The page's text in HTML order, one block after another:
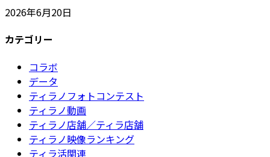
2026年6月20日
カテゴリー
コラボ
データ
ティラノフォトコンテスト
ティラノ動画
ティラノ店舗／ティラ店舗
ティラノ映像ランキング
ティラ活関連